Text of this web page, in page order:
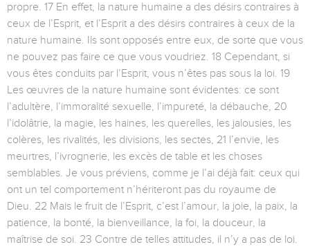
propre. 17 En effet, la nature humaine a des désirs contraires à
ceux de l’Esprit, et l’Esprit a des désirs contraires à ceux de la
nature humaine. Ils sont opposés entre eux, de sorte que vous
ne pouvez pas faire ce que vous voudriez. 18 Cependant, si
vous êtes conduits par l’Esprit, vous n’êtes pas sous la loi. 19
Les œuvres de la nature humaine sont évidentes: ce sont
l’adultère, l’immoralité sexuelle, l’impureté, la débauche, 20
l’idolâtrie, la magie, les haines, les querelles, les jalousies, les
colères, les rivalités, les divisions, les sectes, 21 l’envie, les
meurtres, l’ivrognerie, les excès de table et les choses
semblables. Je vous préviens, comme je l’ai déjà fait: ceux qui
ont un tel comportement n’hériteront pas du royaume de
Dieu. 22 Mais le fruit de l’Esprit, c’est l’amour, la joie, la paix, la
patience, la bonté, la bienveillance, la foi, la douceur, la
maîtrise de soi. 23 Contre de telles attitudes, il n’y a pas de loi.